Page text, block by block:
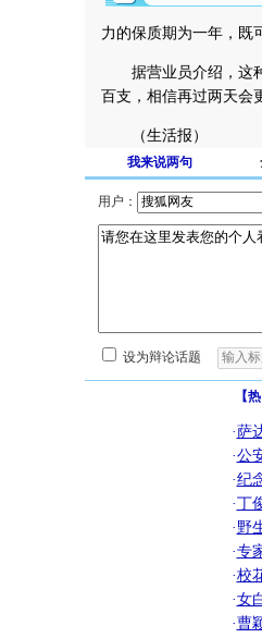
力的保质期为一年，既
据营业员介绍，这种
百支，相信再过两天会
（生活报）
我来说两句
用户：
设为辩论话题
【
·萨
·公
·纪
·丁
·野
·专
·校
·女
·曹